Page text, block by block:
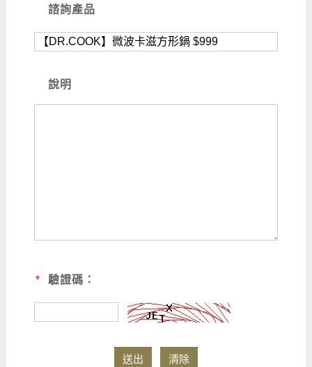
諮詢產品
說明
* 驗證碼：